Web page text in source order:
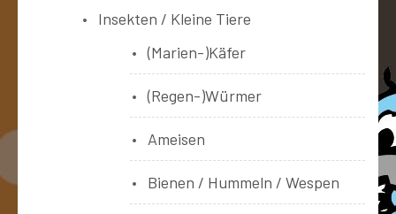
Insekten / Kleine Tiere
(Marien-)Käfer
(Regen-)Würmer
Ameisen
Bienen / Hummeln / Wespen